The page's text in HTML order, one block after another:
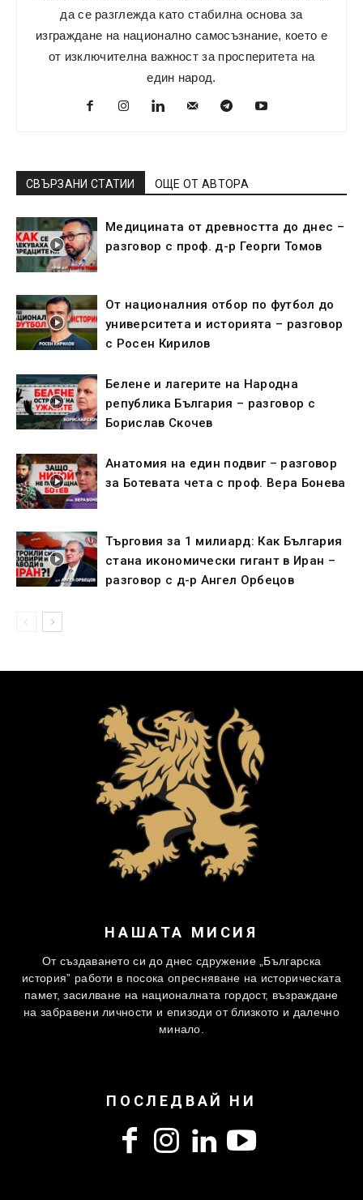
да се разглежда като стабилна основа за
изграждане на национално самосъзнание, което е
от изключителна важност за просперитета на
един народ.
СВЪРЗАНИ СТАТИИ ОЩЕ ОТ АВТОРА
Медицината от древността до днес –
разговор с проф. д-р Георги Томов
От националния отбор по футбол до
университета и историята – разговор
с Росен Кирилов
Белене и лагерите на Народна
република България – разговор с
Борислав Скочев
Анатомия на един подвиг – разговор
за Ботевата чета с проф. Вера Бонева
Търговия за 1 милиард: Как България
стана икономически гигант в Иран –
разговор с д-р Ангел Орбецов
НАШАТА МИСИЯ
От създаването си до днес сдружение „Българска
история” работи в посока опресняване на историческата
памет, засилване на националната гордост, възраждане
на забравени личности и епизоди от близкото и далечно
минало.
ПОСЛЕДВАЙ НИ